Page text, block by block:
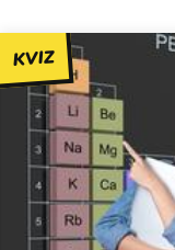
KVIZ